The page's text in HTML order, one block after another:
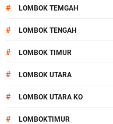
# LOMBOK TEMGAH
# LOMBOK TENGAH
# LOMBOK TIMUR
# LOMBOK UTARA
# LOMBOK UTARA KO
# LOMBOKTIMUR